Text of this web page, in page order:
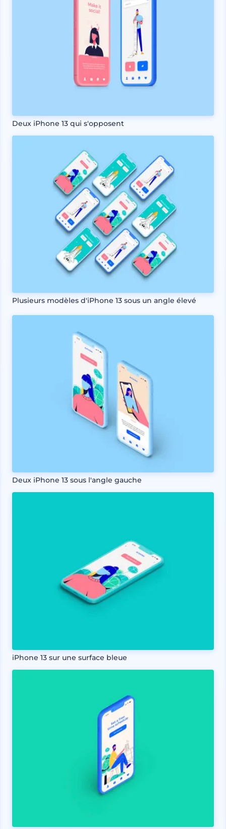
Deux iPhone 13 qui s'opposent
Plusieurs modèles d'iPhone 13 sous un angle élevé
Deux iPhone 13 sous l'angle gauche
iPhone 13 sur une surface bleue